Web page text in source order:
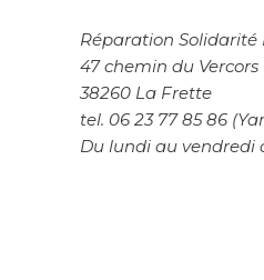
Réparation Solidarité
47 chemin du Vercors
38260 La Frette
tel. 06 23 77 85 86
Du lundi au vendredi